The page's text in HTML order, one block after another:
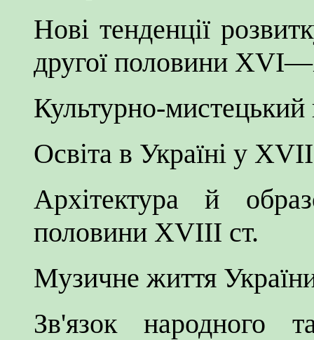
Нові тенденції
другої половини
Культурно-
Освіта в Україні у
Архітектура й
половини XVIII ст.
Музичне життя
Зв'язок народного